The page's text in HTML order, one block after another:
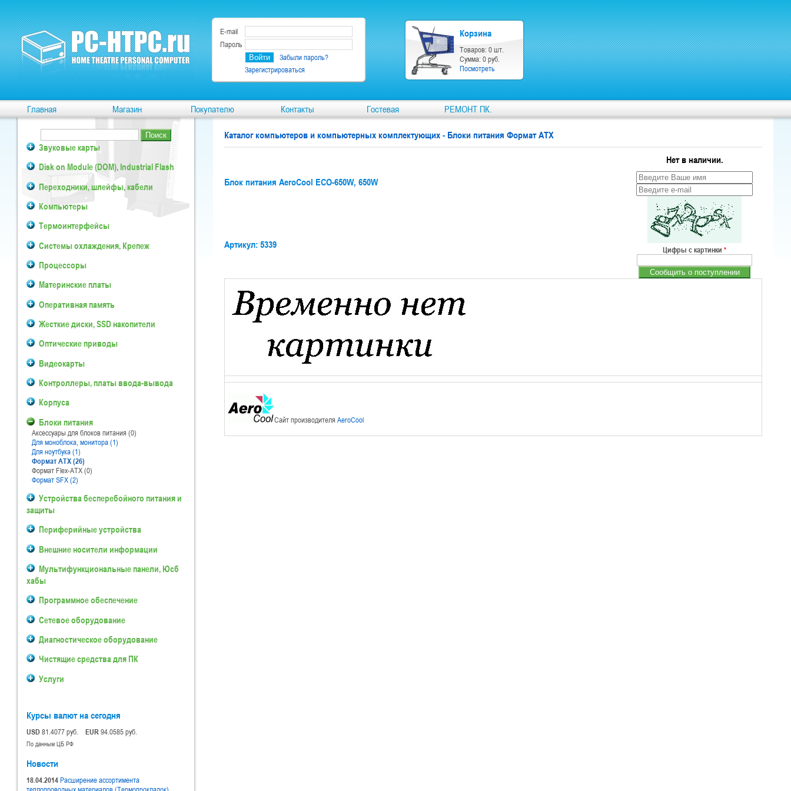
E-mail
Пароль
Забыли пароль?
Зарегистрироваться
Корзина
Товаров: 0 шт.
Сумма: 0 руб.
Посмотреть
Главная Магазин Покупателю Контакты Гостевая РЕМОНТ ПК.
Звуковые карты
Disk on Module (DOM), Industrial Flash
Переходники, шлейфы, кабели
Компьютеры
Термоинтерфейсы
Системы охлаждения, Крепеж
Процессоры
Материнские платы
Оперативная память
Жесткие диски, SSD накопители
Оптические приводы
Видеокарты
Контроллеры, платы ввода-вывода
Корпуса
Блоки питания
Аксессуары для блоков питания (0)
Для моноблока, монитора (1)
Для ноутбука (1)
Формат ATX (26)
Формат Flex-ATX (0)
Формат SFX (2)
Устройства бесперебойного питания и
защиты
Периферийные устройства
Внешние носители информации
Мультифункциональные панели, Юсб
хабы
Программное обеспечение
Сетевое оборудование
Диагностическое оборудование
Чистящие средства для ПК
Услуги
Курсы валют на сегодня
USD81.4077 руб. EUR94.0585 руб.
По данным ЦБ РФ
Новости
18.04.2014Расширение ассортимента
Каталог компьютеров и компьютерных комплектующих - Блоки питания Формат ATX
Блок питания AeroCool ECO-650W, 650W
Нет в наличии.
Цифры с картинки *
Артикул: 5339
Сайт производителя AeroCool